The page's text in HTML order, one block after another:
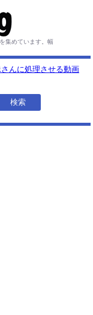
集めています。 幅
んに処理させる動画